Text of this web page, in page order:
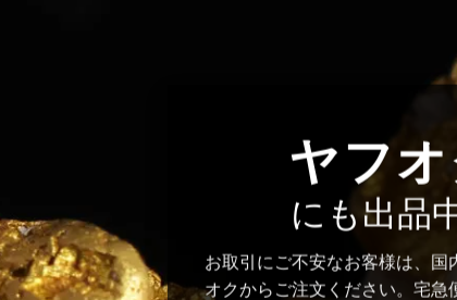
ヤフオ
にも出品
お取引にご不安なお客様は、国
オクからご注文ください。宅急